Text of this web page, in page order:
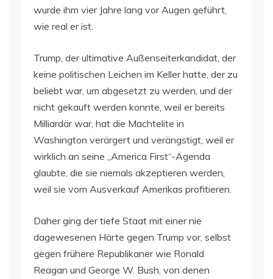
wurde ihm vier Jahre lang vor Augen geführt,
wie real er ist.
Trump, der ultimative Außenseiterkandidat, der
keine politischen Leichen im Keller hatte, der zu
beliebt war, um abgesetzt zu werden, und der
nicht gekauft werden konnte, weil er bereits
Milliardär war, hat die Machtelite in
Washington verärgert und verängstigt, weil er
wirklich an seine „America First“-Agenda
glaubte, die sie niemals akzeptieren werden,
weil sie vom Ausverkauf Amerikas profitieren.
Daher ging der tiefe Staat mit einer nie
dagewesenen Härte gegen Trump vor, selbst
gegen frühere Republikaner wie Ronald
Reagan und George W. Bush, von denen